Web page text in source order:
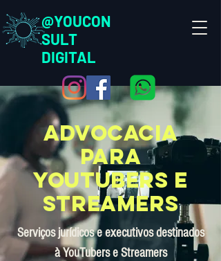
@YOUCON
SULT
DIGITAL
ADVOCACIA
para
youtubers e
streamers
Serviços jurídicos e executivos destinados
à YouTubers e Streamers